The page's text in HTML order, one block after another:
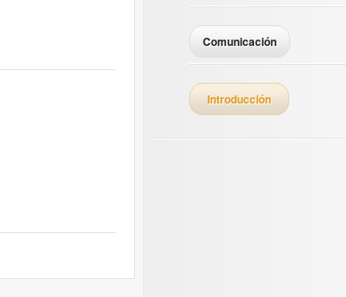
Comunicación
Introducción